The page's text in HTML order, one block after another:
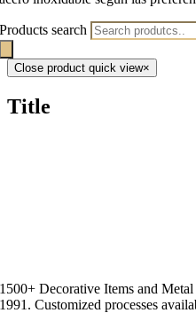
Products search
Close product quick view×
Title
1500+ Decorative Items and
1991. Customized processes